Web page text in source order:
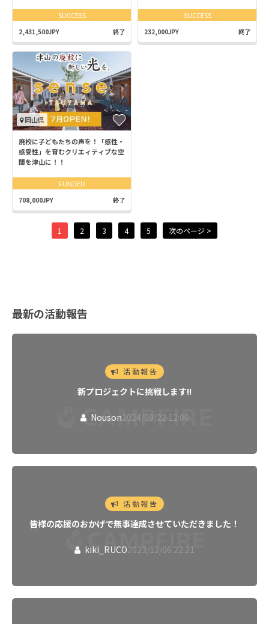
SUCCESS
2,431,500JPY 終了
SUCCESS
232,000JPY 終了
岡山県
廃校に子どもたちの声を！「感性・
感受性」を育むクリエィティブな空
間を津山に！！
FUNDED
708,000JPY 終了
1 2 3 4 5 次のページ >
最新の活動報告
活動報告
新プロジェクトに挑戦します!!
Nouson2024/09/22 12:00
活動報告
皆様の応援のおかげで無事達成させていただきました！
kiki_RUCO2023/12/06 22:21